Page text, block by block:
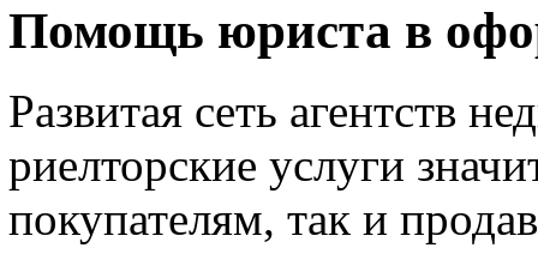
Помощь юриста в
Развитая сеть агентств
риелторские услуги
покупателям, так и